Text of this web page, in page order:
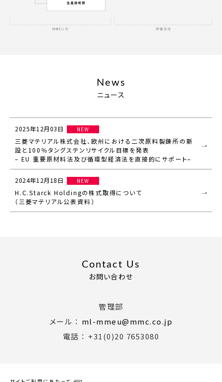
News
ニュース
2025年12月03日 NEW
三菱マテリアル株式会社、欧州における⼆次原料製錬所の新
設と100％タングステンリサイクル⽬標を発表
– EU 重要原材料法及び循環型経済法を直接的にサポート–
2024年12月18日 NEW
H.C.Starck Holdingの株式取得について
（三菱マテリアル公表資料）
Contact Us
お問い合わせ
管理部
メール ： ml-mmeu@mmc.co.jp
電話 ： +31(0)20 7653080